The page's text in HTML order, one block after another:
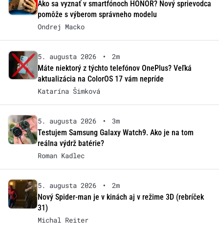
Ako sa vyznať v smartfónoch HONOR? Nový sprievodca
pomôže s výberom správneho modelu
Ondrej Macko
5. augusta 2026 •
2m
Máte niektorý z týchto telefónov OnePlus? Veľká
aktualizácia na ColorOS 17 vám nepríde
Katarína Šimková
5. augusta 2026 •
3m
Testujem Samsung Galaxy Watch9. Ako je na tom
reálna výdrž batérie?
Roman Kadlec
5. augusta 2026 •
2m
Nový Spider-man je v kinách aj v režime 3D (rebríček
31)
Michal Reiter